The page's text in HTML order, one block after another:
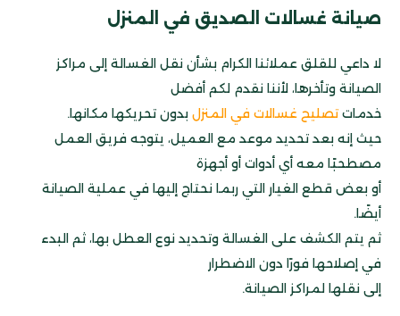
صيانة غسالات الصديق في المنزل
لا داعي للقلق عملائنا الكرام بشأن نقل الغسالة إلى مراكز
الصيانة وتأخرها، لأننا نقدم لكم أفضل
خدمات تصليح غسالات في المنزل بدون تحريكها مكانها.
حيث إنه بعد تحديد موعد مع العميل، يتوجه فريق العمل
مصطحبًا معه أي أدوات أو أجهزة
أو بعض قطع الغيار التي ربما نحتاج إليها في عملية الصيانة
أيضًا.
ثم يتم الكشف على الغسالة وتحديد نوع العطل بها، ثم البدء
في إصلاحها فورًا دون الاضطرار
إلى نقلها لمراكز الصيانة.